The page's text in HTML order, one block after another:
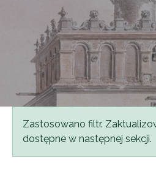
Status message
Zastosowano filtr.
dostępne w następnej sekcji.